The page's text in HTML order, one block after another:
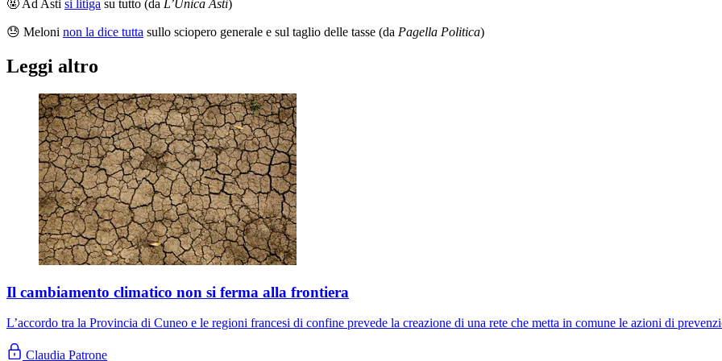
🤬 Ad Asti si litiga su tutto (da L’Unica Asti)
😓 Meloni non la dice tutta sullo sciopero generale e sul taglio delle tasse (da Pagella Politica)
Leggi altro
Il cambiamento climatico non si ferma alla frontiera
L’accordo tra la Provincia di Cuneo e le regioni francesi di confine prevede la creazione di una rete che metta in comune le azioni di
Claudia Patrone